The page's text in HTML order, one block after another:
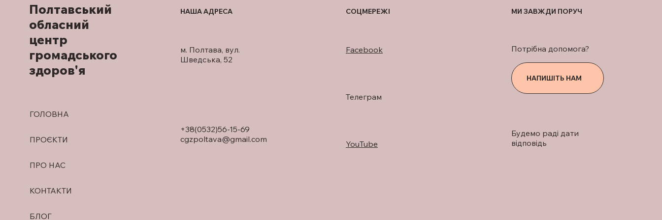
ГОЛОВНА
ПРОЄКТИ
ПРО НАС
КОНТАКТИ
БЛОГ
Полтавський
обласний
центр
громадського
здоров'я
+38(0532)56-15-69
cgzpoltava@gmail.com
м. Полтава, вул.
Шведська, 52
НАША АДРЕСА СОЦМЕРЕЖІ
Facebook
Телеграм
YouTube
Будемо раді дати
відповідь
НАПИШІТЬ НАМ
Потрібна допомога?
МИ ЗАВЖДИ ПОРУЧ